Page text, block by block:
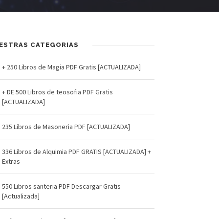
CATEGORIAS
+ 250 Libros de Magia PDF Gratis [ACTUALIZADA]
+ DE 500 Libros de teosofia PDF Gratis
[ACTUALIZADA]
235 Libros de Masoneria PDF [ACTUALIZADA]
336 Libros de Alquimia PDF GRATIS [ACTUALIZADA] +
Extras
550 Libros santeria PDF Descargar Gratis
[Actualizada]